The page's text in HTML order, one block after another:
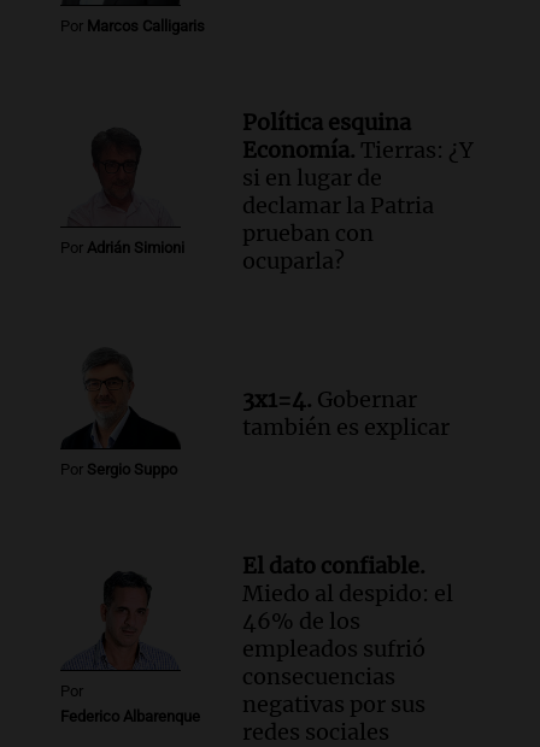
homenaje al maestro Pelli
Por Marcos Calligaris
Por Adrián Simioni
Política esquina
Economía. Tierras: ¿Y
si en lugar de
declamar la Patria
prueban con
ocuparla?
Por Sergio Suppo
3x1=4. Gobernar
también es explicar
Por
Federico Albarenque
El dato confiable.
Miedo al despido: el
46% de los
empleados sufrió
consecuencias
negativas por sus
redes sociales